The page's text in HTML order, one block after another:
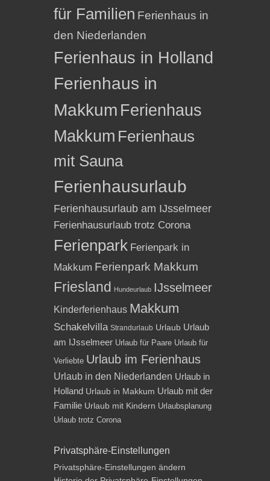
für Familien Ferienhaus in
den Niederlanden
Ferienhaus in Holland
Ferienhaus in
Makkum Ferienhaus
Makkum Ferienhaus
mit Sauna
Ferienhausurlaub
Ferienhausurlaub am IJsselmeer
Ferienhausurlaub trotz Corona
Ferienpark Ferienpark in
Makkum Ferienpark Makkum
Friesland Hundeurlaub IJsselmeer
Kinderferienhaus Makkum
Schakelvilla Strandurlaub Urlaub Urlaub
am IJsselmeer Urlaub für Paare Urlaub für
Verliebte Urlaub im Ferienhaus
Urlaub in den Niederlanden Urlaub in
Holland Urlaub in Makkum Urlaub mit der
Familie Urlaub mit Kindern Urlaubsplanung
Urlaub trotz Corona
Privatsphäre-Einstellungen
Privatsphäre-Einstellungen ändern